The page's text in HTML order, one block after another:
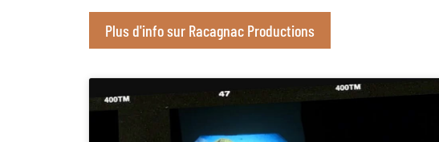
Plus d'info sur Racagnac Productions